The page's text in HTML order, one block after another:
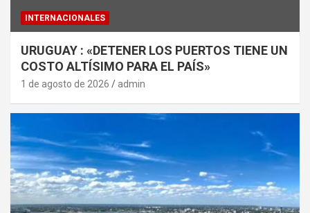
INTERNACIONALES
URUGUAY : «DETENER LOS PUERTOS TIENE UN
COSTO ALTÍSIMO PARA EL PAÍS»
1 de agosto de 2026 admin